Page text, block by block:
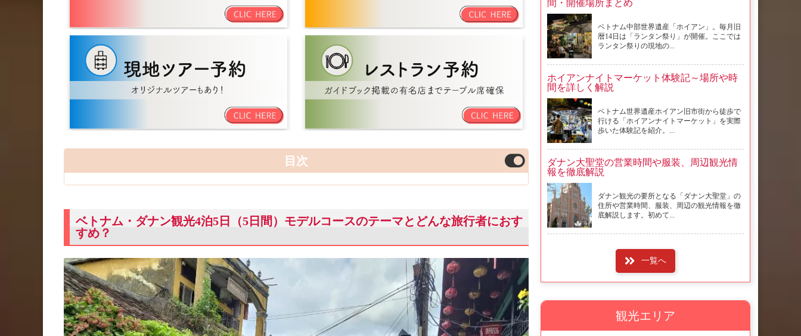
目次
ベトナム・ダナン観光4泊5日（5日間）モデルコースのテーマとどんな旅行者におす
すめ？
間・開催場所まとめ
ベトナム中部世界遺産「ホイアン」。毎月旧
暦14日は「ランタン祭り」が開催。ここでは
ランタン祭りの現地の...
ホイアンナイトマーケット体験記～場所や時
間を詳しく解説
ベトナム世界遺産ホイアン旧市街から徒歩で
行ける「ホイアンナイトマーケット」を実際
歩いた体験記を紹介。...
ダナン大聖堂の営業時間や服装、周辺観光情
報を徹底解説
ダナン観光の要所となる「ダナン大聖堂」の
住所や営業時間、服装、周辺の観光情報を徹
底解説します。初めて...
一覧へ
観光エリア